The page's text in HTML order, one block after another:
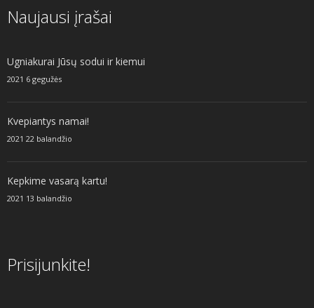
Naujausi įrašai
Ugniakurai Jūsų sodui ir kiemui
2021 6 gegužės
Kvepiantys namai!
2021 22 balandžio
Kepkime vasarą kartu!
2021 13 balandžio
Prisijunkite!